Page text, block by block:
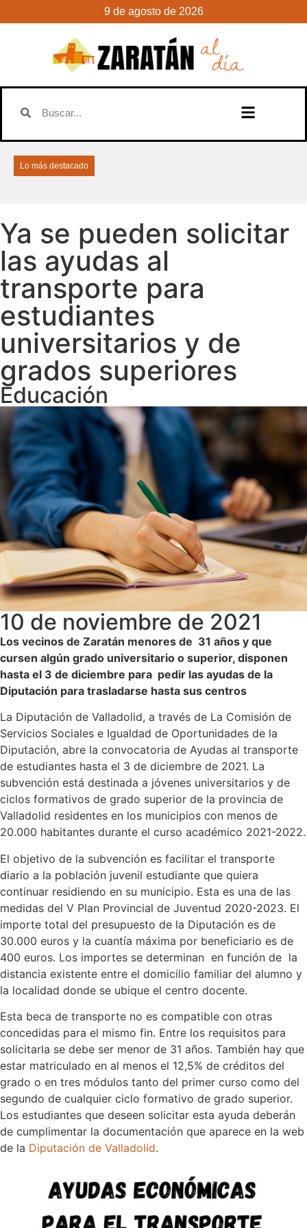
9 de agosto de 2026
Lo más destacado
Ya se pueden solicitar
las ayudas al
transporte para
estudiantes
universitarios y de
grados superiores
Educación
10 de noviembre de 2021
Los vecinos de Zaratán menores de 31 años y que
cursen algún grado universitario o superior, disponen
hasta el 3 de diciembre para pedir las ayudas de la
Diputación para trasladarse hasta sus centros
La Diputación de Valladolid, a través de La Comisión de
Servicios Sociales e Igualdad de Oportunidades de la
Diputación, abre la convocatoria de Ayudas al transporte
de estudiantes hasta el 3 de diciembre de 2021. La
subvención está destinada a jóvenes universitarios y de
ciclos formativos de grado superior de la provincia de
Valladolid residentes en los municipios con menos de
20.000 habitantes durante el curso académico 2021-2022.
El objetivo de la subvención es facilitar el transporte
diario a la población juvenil estudiante que quiera
continuar residiendo en su municipio. Esta es una de las
medidas del V Plan Provincial de Juventud 2020-2023. El
importe total del presupuesto de la Diputación es de
30.000 euros y la cuantía máxima por beneficiario es de
400 euros. Los importes se determinan en función de la
distancia existente entre el domicilio familiar del alumno y
la localidad donde se ubique el centro docente.
Esta beca de transporte no es compatible con otras
concedidas para el mismo fin. Entre los requisitos para
solicitarla se debe ser menor de 31 años. También hay que
estar matriculado en al menos el 12,5% de créditos del
grado o en tres módulos tanto del primer curso como del
segundo de cualquier ciclo formativo de grado superior.
Los estudiantes que deseen solicitar esta ayuda deberán
de cumplimentar la documentación que aparece en la web
de la Diputación de Valladolid.